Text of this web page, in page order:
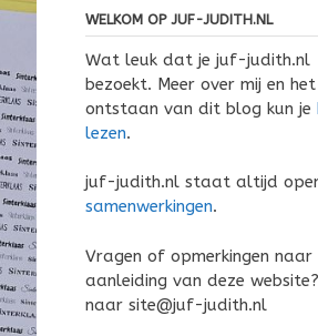
WELKOM OP JUF-JUDITH.NL
Wat leuk dat je juf-judith.nl
bezoekt. Meer over mij en het
ontstaan van dit blog kun je
lezen.
juf-judith.nl staat altijd
samenwerkingen.
Vragen of opmerkingen naar
aanleiding van deze
naar site@juf-judith.nl